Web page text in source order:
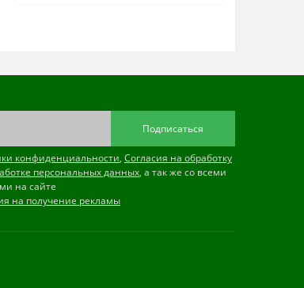
Подписаться
конфиденциальности, Согласия на обработку
персональных данных, а так же со всеми
на сайте
на получение рекламы